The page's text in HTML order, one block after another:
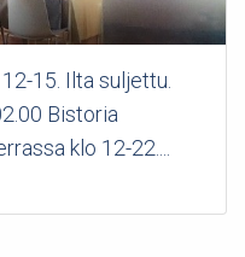
15. Ilta suljettu.
Bistoria
klo 12-22....